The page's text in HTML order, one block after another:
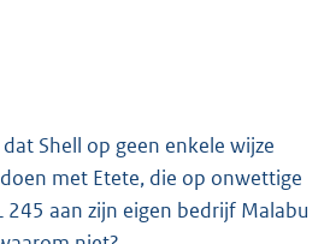
Shell op geen enkele wijze
met Etete, die op onwettige
245 aan zijn eigen bedrijf Malabu